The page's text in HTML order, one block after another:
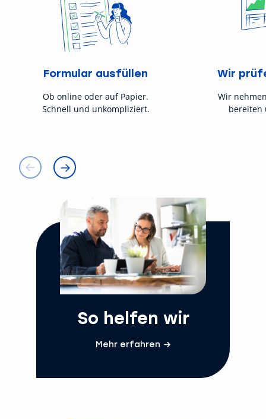
Formular ausfüllen
Ob online oder auf Papier.
Schnell und unkompliziert.
Wir
Wir
bereiten
So helfen wir
Mehr erfahren